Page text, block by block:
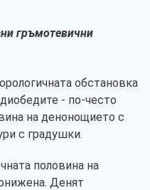
гръмотевични
обстановка
- по-често
на денонощието с
с градушки.
половина на
Денят